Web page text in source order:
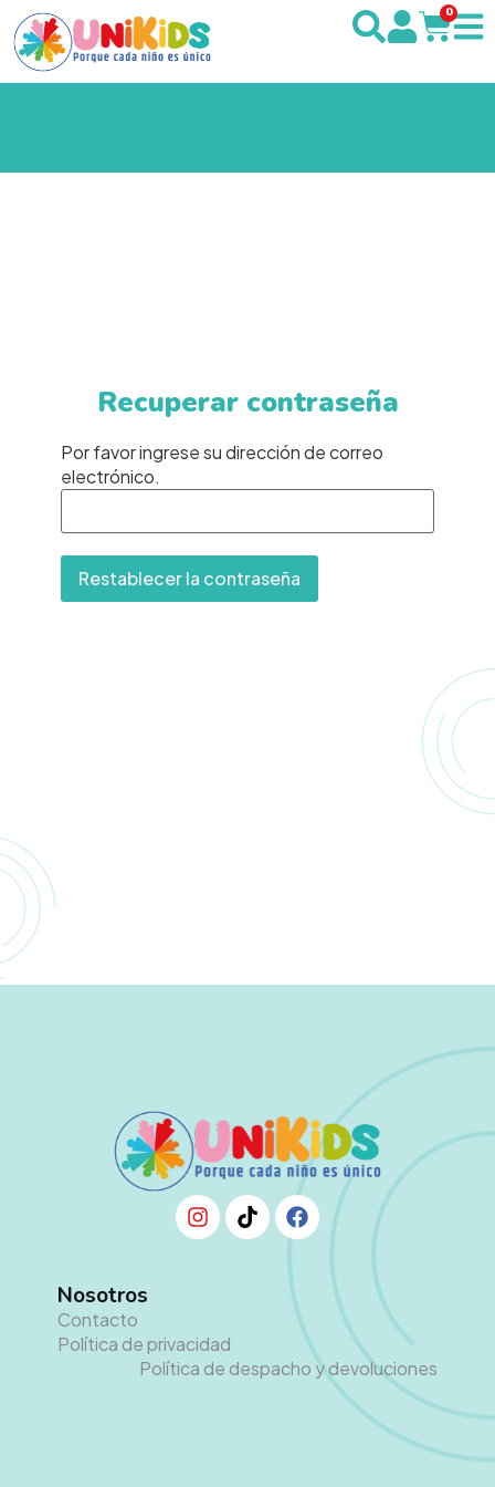
0
Recuperar contraseña
Por favor ingrese su dirección de correo
electrónico.
Restablecer la contraseña
Nosotros
Contacto
Política de privacidad
Política de despacho y devoluciones